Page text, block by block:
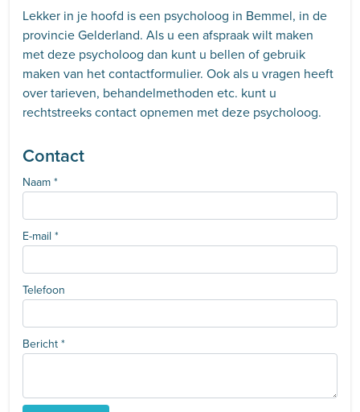
Lekker in je hoofd is een psycholoog in Bemmel, in de
provincie Gelderland. Als u een afspraak wilt maken
met deze psycholoog dan kunt u bellen of gebruik
maken van het contactformulier. Ook als u vragen heeft
over tarieven, behandelmethoden etc. kunt u
rechtstreeks contact opnemen met deze psycholoog.
Contact
Naam*
E-mail *
Telefoon
Bericht*